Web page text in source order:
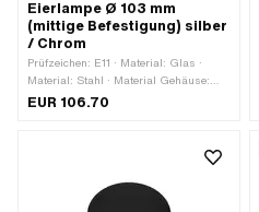
Eierlampe Ø 103 mm
(mittige Befestigung) silber
/ Chrom
Prüfzeichen: E11 · Material: Glas ·
Material: Stahl · Material Gehäuse:
Stahl · Spannung: 6 V · Spannung: 12
Befestigungsart: Schrauben ·
Oberfläche: lackiert · Tiefe: 110 mm ·
EUR 106.70